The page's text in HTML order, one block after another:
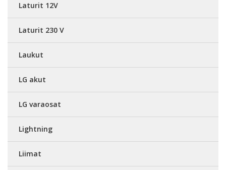
Laturit 12V
Laturit 230 V
Laukut
LG akut
LG varaosat
Lightning
Liimat